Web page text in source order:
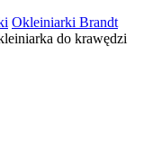
Okleiniarki Brandt
do krawędzi